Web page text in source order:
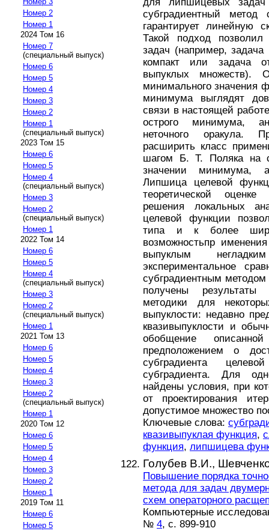
Номер 2
Номер 1
2024 Том 16
Номер 7
(специальный выпуск)
Номер 6
Номер 5
Номер 4
Номер 3
Номер 2
Номер 1
(специальный выпуск)
2023 Том 15
Номер 6
Номер 5
Номер 4
(специальный выпуск)
Номер 3
Номер 2
(специальный выпуск)
Номер 1
2022 Том 14
Номер 6
Номер 5
Номер 4
(специальный выпуск)
Номер 3
Номер 2
(специальный выпуск)
Номер 1
2021 Том 13
Номер 6
Номер 5
Номер 4
Номер 3
Номер 2
(специальный выпуск)
Номер 1
2020 Том 12
Номер 6
Номер 5
Номер 4
Номер 3
Номер 2
Номер 1
2019 Том 11
Номер 6
Номер 5
субградиентный
гарантирует линейную
Такой подход
задач (например, задача
компакт или задача
выпуклых множеств).
минимального значения
минимума выглядят
связи в настоящей
острого минимума,
неточного оракула.
расширить класс
шагом Б. Т. Поляка на
значении минимума,
Липшица целевой
теоретической
решения локальных
целевой функции
типа и к более
возможностьпр
выпуклым
экспериментальное
субградиентным
получены
методики для
выпуклости: недавно
квазивыпуклости и
обобщение
предположением о
субградиента
субградиента. Для
найдены условия, при
от проектирования
допустимое множество
Ключевые слова:
квазивыпуклая функция,
функция, липшицева
Голубев В.И.,
Повышение порядка
метода для задач
схем операторного
Компьютерные
№ 4, с. 899-910